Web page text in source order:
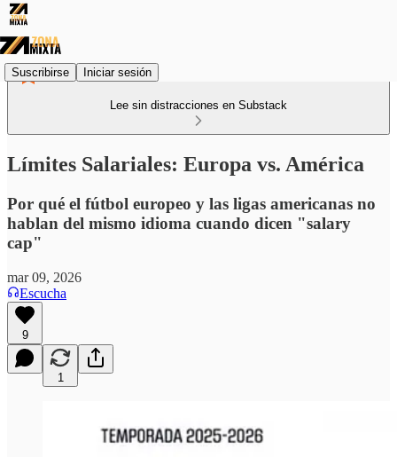
Suscribirse Iniciar sesión
Lee sin distracciones en Substack
Límites Salariales: Europa vs. América
Por qué el fútbol europeo y las ligas americanas no
hablan del mismo idioma cuando dicen "salary
cap"
mar 09, 2026
Escucha
9
1